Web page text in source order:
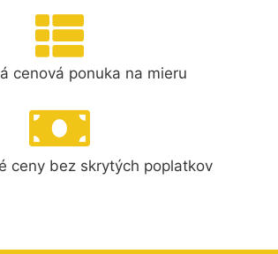
cenová ponuka na mieru
ceny bez skrytých poplatkov